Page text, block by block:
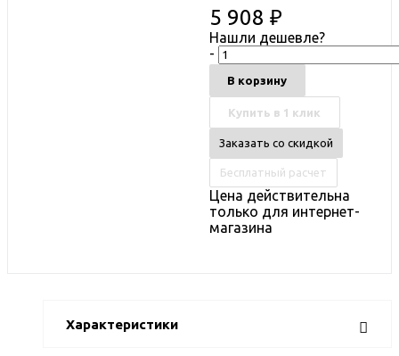
5 908 ₽
Нашли дешевле?
-
В корзину
Купить в 1 клик
Заказать со скидкой
Бесплатный расчет
Цена действительна
только для интернет-
магазина
Характеристики